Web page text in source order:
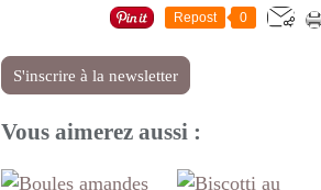
Repost 0
S'inscrire à la newsletter
Vous aimerez aussi :